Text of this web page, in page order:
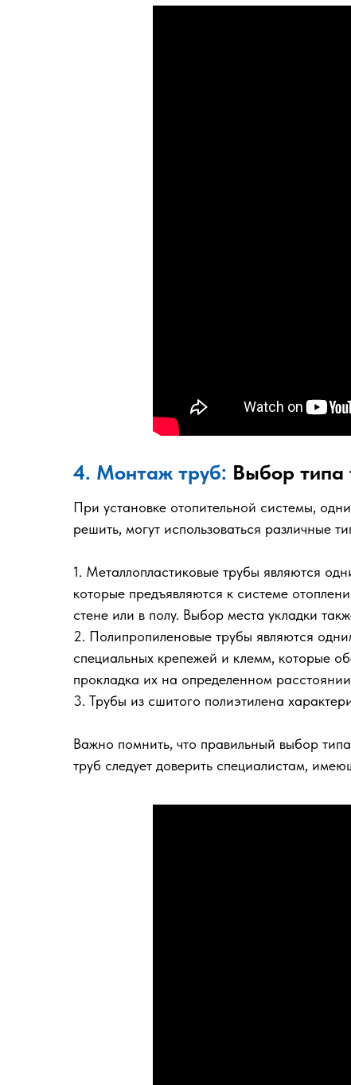
4. Монтаж труб: Выбор типа
При установке отопительной системы,
решить, могут использоваться различные
1. Металлопластиковые трубы являются
которые предъявляются к системе
стене или в полу. Выбор места укладки
2. Полипропиленовые трубы являются
специальных крепежей и клемм, которые
прокладка их на определенном
3. Трубы из сшитого полиэтилена
Важно помнить, что правильный выбор
труб следует доверить специалистам,